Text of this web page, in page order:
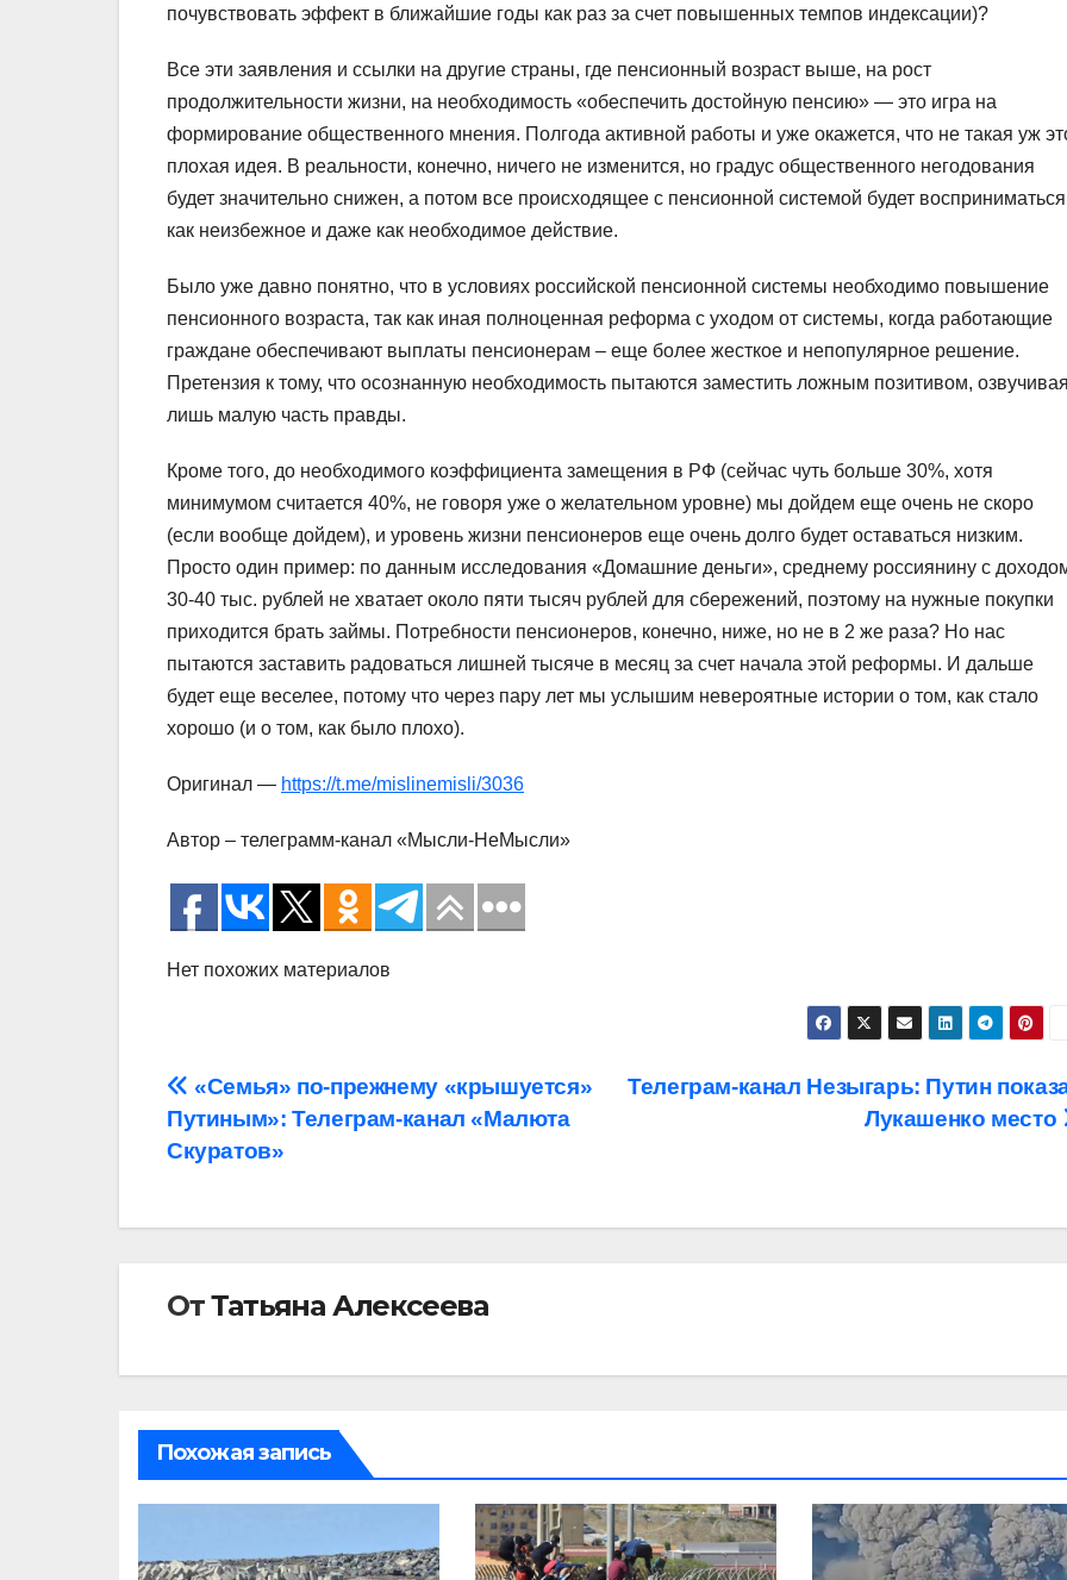
почувствовать эффект в ближайшие годы как раз за счет повышенных темпов индексации)?
Все эти заявления и ссылки на другие страны, где пенсионный возраст выше, на рост
продолжительности жизни, на необходимость «обеспечить достойную пенсию» — это игра на
формирование общественного мнения. Полгода активной работы и уже окажется, что не такая уж
плохая идея. В реальности, конечно, ничего не изменится, но градус общественного негодования
будет значительно снижен, а потом все происходящее с пенсионной системой будет восприниматься
как неизбежное и даже как необходимое действие.
Было уже давно понятно, что в условиях российской пенсионной системы необходимо повышение
пенсионного возраста, так как иная полноценная реформа с уходом от системы, когда работающие
граждане обеспечивают выплаты пенсионерам – еще более жесткое и непопулярное решение.
Претензия к тому, что осознанную необходимость пытаются заместить ложным позитивом,
лишь малую часть правды.
Кроме того, до необходимого коэффициента замещения в РФ (сейчас чуть больше 30%, хотя
минимумом считается 40%, не говоря уже о желательном уровне) мы дойдем еще очень не скоро
(если вообще дойдем), и уровень жизни пенсионеров еще очень долго будет оставаться низким.
Просто один пример: по данным исследования «Домашние деньги», среднему россиянину с
30-40 тыс. рублей не хватает около пяти тысяч рублей для сбережений, поэтому на нужные покупки
приходится брать займы. Потребности пенсионеров, конечно, ниже, но не в 2 же раза? Но нас
пытаются заставить радоваться лишней тысяче в месяц за счет начала этой реформы. И дальше
будет еще веселее, потому что через пару лет мы услышим невероятные истории о том, как стало
хорошо (и о том, как было плохо).
Оригинал — https://t.me/mislinemisli/3036
Автор – телеграмм-канал «Мысли-НеМысли»
Нет похожих материалов
Навигация
по
Телеграм-канал Незыгарь: Путин
Лукашенко место
«Семья» по-прежнему «крышуется»
Путиным»: Телеграм-канал «Малюта
Скуратов»
ОтТатьяна Алексеева
Похожая запись